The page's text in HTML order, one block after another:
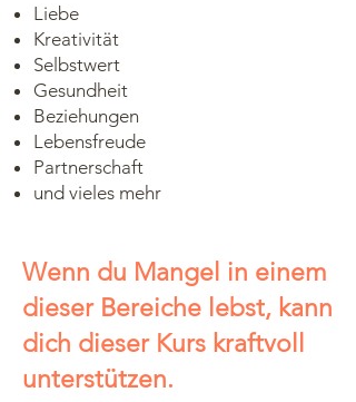
Liebe
Kreativität
Selbstwert
Gesundheit
Beziehungen
Lebensfreude
Partnerschaft
und vieles mehr
Wenn du Mangel in einem
dieser Bereiche lebst, kann
dich dieser Kurs kraftvoll
unterstützen.